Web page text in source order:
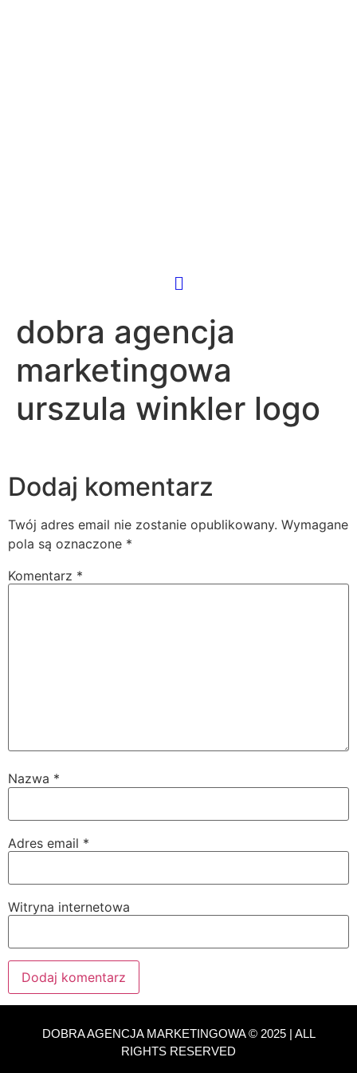
dobra agencja
marketingowa
urszula winkler logo
Dodaj komentarz
Twój adres email nie zostanie opublikowany. Wymagane
pola są oznaczone *
Komentarz *
Nazwa *
Adres email *
Witryna internetowa
DOBRA AGENCJA MARKETINGOWA © 2025 | ALL
RIGHTS RESERVED